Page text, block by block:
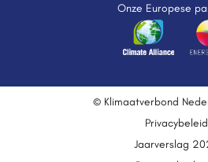
Onze Europese
© Klimaatverbond
Privacybeleid
Jaarverslag